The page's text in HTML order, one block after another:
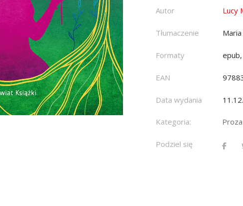
Autor Lucy
Tłumaczenie
Formaty
EAN
Data wydania
Kategoria:
Podziel się